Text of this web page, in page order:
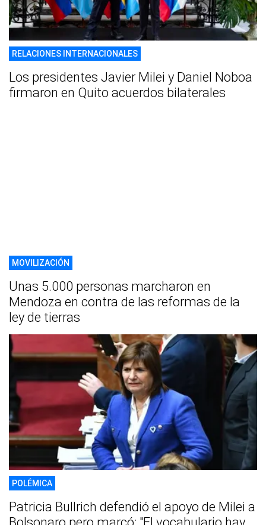
RELACIONES INTERNACIONALES
Los presidentes Javier Milei y Daniel Noboa
firmaron en Quito acuerdos bilaterales
MOVILIZACIÓN
Unas 5.000 personas marcharon en
Mendoza en contra de las reformas de la
ley de tierras
POLÉMICA
Patricia Bullrich defendió el apoyo de Milei a